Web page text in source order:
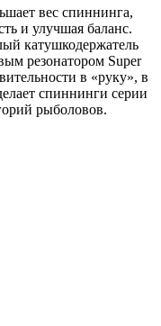
вес спиннинга,
и улучшая баланс.
катушкодержатель
резонатором Super
в «руку», в
спиннинги серии
рыболовов.